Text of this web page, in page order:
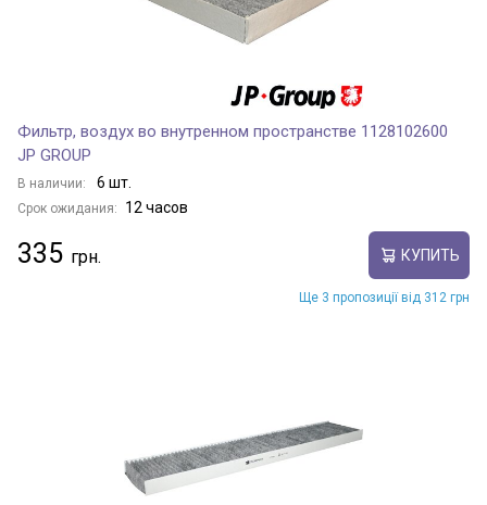
Фильтр, воздух во внутренном пространстве 1128102600
JP GROUP
В наличии: 6 шт.
Срок ожидания: 12 часов
335 КУПИТЬ
Ще 3 пропозиції від 312 грн